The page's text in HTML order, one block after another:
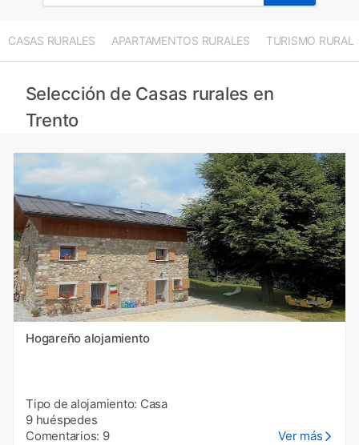
Casas rurales en Belluno provincia
Casas rurales en Treviso provincia
Casas rurales en Bérgamo provincia
CASAS RURALES APARTAMENTOS RURALES TURISMO RURAL
Selección de Casas rurales en
Trento
Hogareño alojamiento
Tipo de alojamiento: Casa
9 huéspedes
Comentarios: 9
Ver más